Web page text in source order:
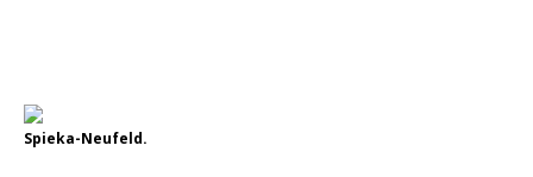
Spieka-Neufeld.